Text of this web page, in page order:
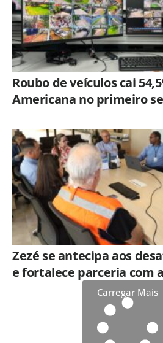
Roubo de veículos cai
Americana no primeiro
Zezé se antecipa aos
e fortalece parceria com
enfrentar eventosCarregar Mais